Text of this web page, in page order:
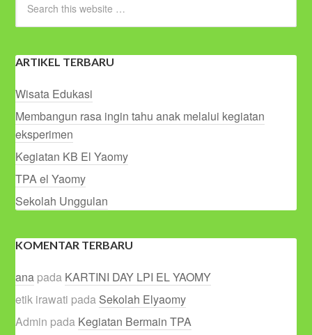
ARTIKEL TERBARU
Wisata Edukasi
Membangun rasa ingin tahu anak melalui kegiatan
eksperimen
Kegiatan KB El Yaomy
TPA el Yaomy
Sekolah Unggulan
KOMENTAR TERBARU
ana pada KARTINI DAY LPI EL YAOMY
etik irawati pada Sekolah Elyaomy
Admin pada Kegiatan Bermain TPA